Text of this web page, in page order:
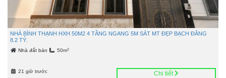
NHÀ BÌNH THẠNH HXH 50M2 4 TẦNG NGANG 5M SÁT MT ĐẸP BẠCH ĐẰNG
8.2 TỶ.
Nhà đất bán 50m2
21 giờ trước Chi tiết